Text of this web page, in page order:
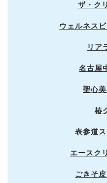
ザ・ク
ウェルネス
リア
名古屋
聖心
椿
表参道
エースク
ごきそ